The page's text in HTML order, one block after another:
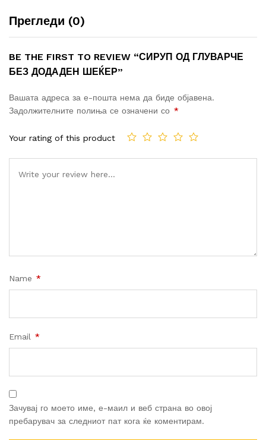
Прегледи (0)
BE THE FIRST TO REVIEW “СИРУП ОД ГЛУВАРЧЕ
БЕЗ ДОДАДЕН ШЕЌЕР”
Вашата адреса за е-пошта нема да биде објавена.
Задолжителните полиња се означени со *
Your rating of this product
Name *
Email *
Зачувај го моето име, е-маил и веб страна во овој
пребарувач за следниот пат кога ќе коментирам.